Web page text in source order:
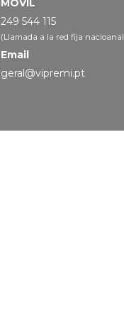
MÓVIL
249 544 115
(Llamada a la red fija
Email
geral@vipremi.pt